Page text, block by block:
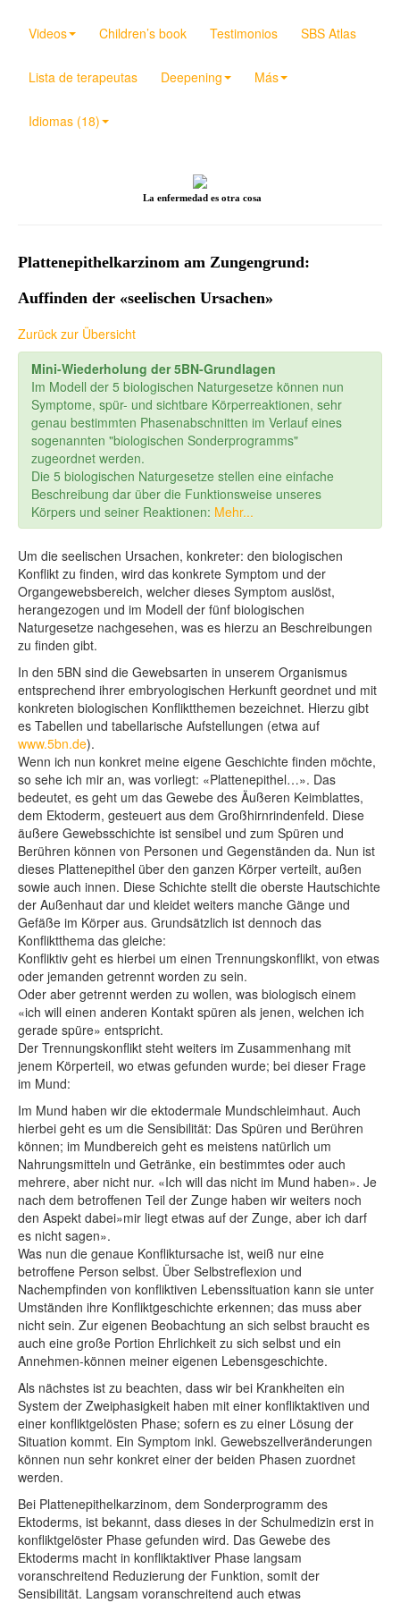
Videos Children’s book Testimonios SBS Atlas
Lista de terapeutas Deepening Más
Idiomas (18)
La enfermedad es otra cosa
Plattenepithelkarzinom am Zungengrund:
Auffinden der «seelischen Ursachen»
Zurück zur Übersicht
Mini-Wiederholung der 5BN-Grundlagen
Im Modell der 5 biologischen Naturgesetze können nun
Symptome, spür- und sichtbare Körperreaktionen, sehr
genau bestimmten Phasenabschnitten im Verlauf eines
sogenannten "biologischen Sonderprogramms"
zugeordnet werden.
Die 5 biologischen Naturgesetze stellen eine einfache
Beschreibung dar über die Funktionsweise unseres
Körpers und seiner Reaktionen: Mehr...
Um die seelischen Ursachen, konkreter: den biologischen
Konflikt zu finden, wird das konkrete Symptom und der
Organgewebsbereich, welcher dieses Symptom auslöst,
herangezogen und im Modell der fünf biologischen
Naturgesetze nachgesehen, was es hierzu an Beschreibungen
zu finden gibt.
In den 5BN sind die Gewebsarten in unserem Organismus
entsprechend ihrer embryologischen Herkunft geordnet und mit
konkreten biologischen Konfliktthemen bezeichnet. Hierzu gibt
es Tabellen und tabellarische Aufstellungen (etwa auf
www.5bn.de).
Wenn ich nun konkret meine eigene Geschichte finden möchte,
so sehe ich mir an, was vorliegt: «Plattenepithel…». Das
bedeutet, es geht um das Gewebe des Äußeren Keimblattes,
dem Ektoderm, gesteuert aus dem Großhirnrindenfeld. Diese
äußere Gewebsschichte ist sensibel und zum Spüren und
Berühren können von Personen und Gegenständen da. Nun ist
dieses Plattenepithel über den ganzen Körper verteilt, außen
sowie auch innen. Diese Schichte stellt die oberste Hautschichte
der Außenhaut dar und kleidet weiters manche Gänge und
Gefäße im Körper aus. Grundsätzlich ist dennoch das
Konfliktthema das gleiche:
Konfliktiv geht es hierbei um einen Trennungskonflikt, von etwas
oder jemanden getrennt worden zu sein.
Oder aber getrennt werden zu wollen, was biologisch einem
«ich will einen anderen Kontakt spüren als jenen, welchen ich
gerade spüre» entspricht.
Der Trennungskonflikt steht weiters im Zusammenhang mit
jenem Körperteil, wo etwas gefunden wurde; bei dieser Frage
im Mund:
Im Mund haben wir die ektodermale Mundschleimhaut. Auch
hierbei geht es um die Sensibilität: Das Spüren und Berühren
können; im Mundbereich geht es meistens natürlich um
Nahrungsmitteln und Getränke, ein bestimmtes oder auch
mehrere, aber nicht nur. «Ich will das nicht im Mund haben». Je
nach dem betroffenen Teil der Zunge haben wir weiters noch
den Aspekt dabei»mir liegt etwas auf der Zunge, aber ich darf
es nicht sagen».
Was nun die genaue Konfliktursache ist, weiß nur eine
betroffene Person selbst. Über Selbstreflexion und
Nachempfinden von konfliktiven Lebenssituation kann sie unter
Umständen ihre Konfliktgeschichte erkennen; das muss aber
nicht sein. Zur eigenen Beobachtung an sich selbst braucht es
auch eine große Portion Ehrlichkeit zu sich selbst und ein
Annehmen-können meiner eigenen Lebensgeschichte.
Als nächstes ist zu beachten, dass wir bei Krankheiten ein
System der Zweiphasigkeit haben mit einer konfliktaktiven und
einer konfliktgelösten Phase; sofern es zu einer Lösung der
Situation kommt. Ein Symptom inkl. Gewebszellveränderungen
können nun sehr konkret einer der beiden Phasen zuordnet
werden.
Bei Plattenepithelkarzinom, dem Sonderprogramm des
Ektoderms, ist bekannt, dass dieses in der Schulmedizin erst in
konfliktgelöster Phase gefunden wird. Das Gewebe des
Ektoderms macht in konfliktaktiver Phase langsam
voranschreitend Reduzierung der Funktion, somit der
Sensibilität. Langsam voranschreitend auch etwas